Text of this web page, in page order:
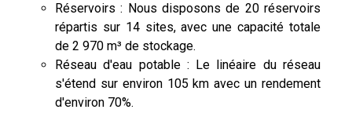
Réservoirs : Nous disposons de 20 réservoirs
répartis sur 14 sites, avec une capacité totale
de 2 970 m³ de stockage.
Réseau d'eau potable : Le linéaire du réseau
s'étend sur environ 105 km avec un rendement
d'environ 70%.